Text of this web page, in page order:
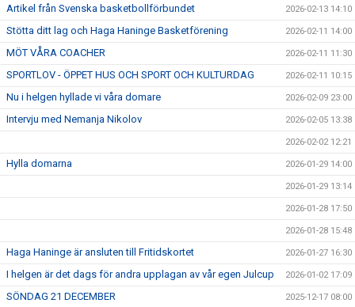
Artikel från Svenska basketbollförbundet 2026-02-13 14:10
Stötta ditt lag och Haga Haninge Basketförening 2026-02-11 14:00
MÖT VÅRA COACHER 2026-02-11 11:30
SPORTLOV - ÖPPET HUS OCH SPORT OCH KULTURDAG 2026-02-11 10:15
Nu i helgen hyllade vi våra domare 2026-02-09 23:00
Intervju med Nemanja Nikolov 2026-02-05 13:38
2026-02-02 12:21
Hylla domarna 2026-01-29 14:00
2026-01-29 13:14
2026-01-28 17:50
2026-01-28 15:48
Haga Haninge är ansluten till Fritidskortet 2026-01-27 16:30
I helgen är det dags för andra upplagan av vår egen Julcup 2026-01-02 17:09
SÖNDAG 21 DECEMBER 2025-12-17 08:00